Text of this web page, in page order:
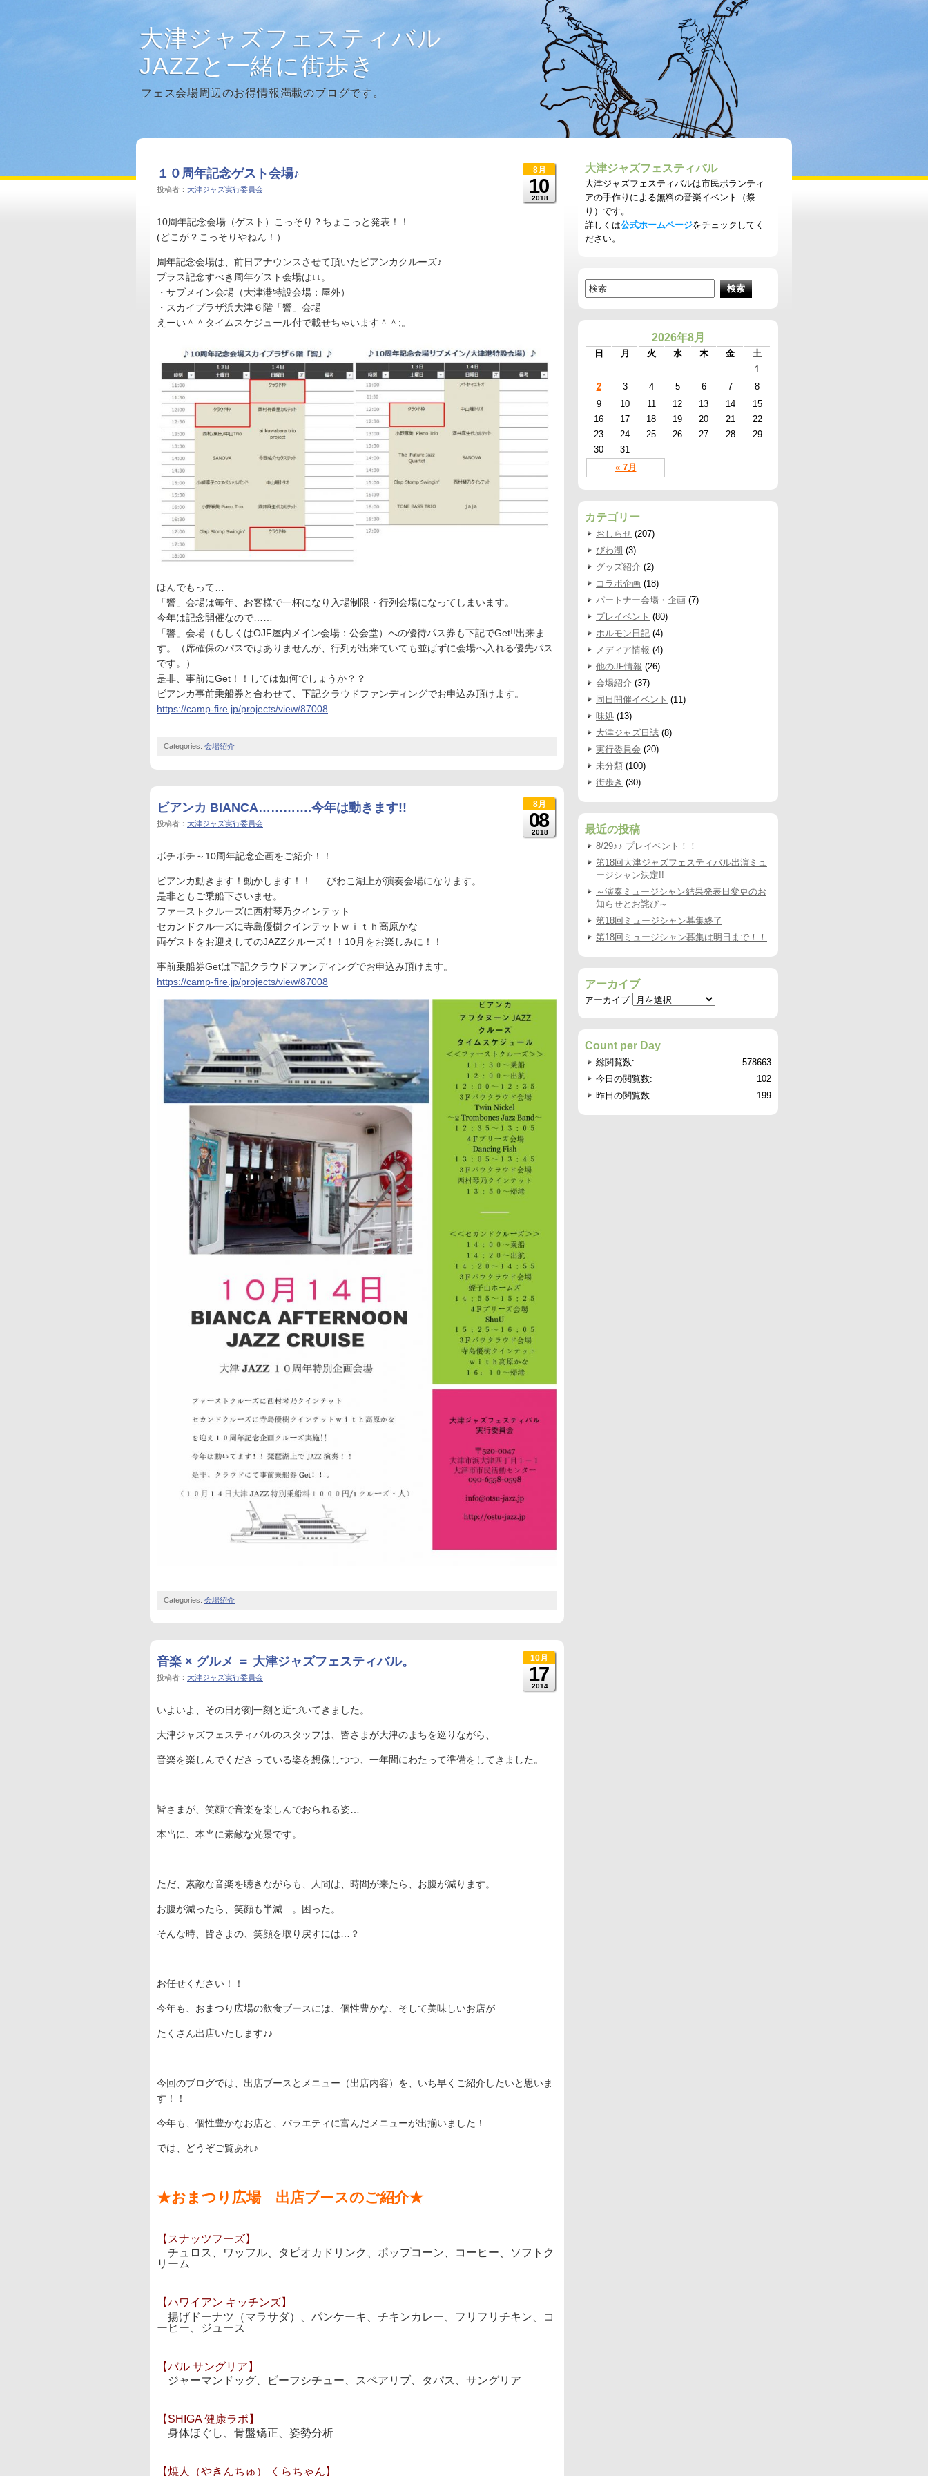
大津ジャズフェスティバル
JAZZと一緒に街歩き
フェス会場周辺のお得情報満載のブログです。
8月
10
2018
１０周年記念ゲスト会場♪
投稿者： 大津ジャズ実行委員会
10周年記念会場（ゲスト）こっそり？ちょこっと発表！！
(どこが？こっそりやねん！）
周年記念会場は、前日アナウンスさせて頂いたビアンカクルーズ♪
プラス記念すべき周年ゲスト会場は↓↓。
・サブメイン会場（大津港特設会場：屋外）
・スカイプラザ浜大津６階「響」会場
えーい＾＾タイムスケジュール付で載せちゃいます＾＾;。
ほんでもって…
「響」会場は毎年、お客様で一杯になり入場制限・行列会場になってしまいます。
今年は記念開催なので……
「響」会場（もしくはOJF屋内メイン会場：公会堂）への優待パス券も下記でGet!!出来ま
す。（席確保のパスではありませんが、行列が出来ていても並ばずに会場へ入れる優先パス
です。）
是非、事前にGet！！しては如何でしょうか？？
ビアンカ事前乗船券と合わせて、下記クラウドファンディングでお申込み頂けます。
https://camp-fire.jp/projects/view/87008
Categories: 会場紹介
8月
08
2018
ビアンカ BIANCA………….今年は動きます!!
投稿者： 大津ジャズ実行委員会
ボチボチ～10周年記念企画をご紹介！！
ビアンカ動きます！動かします！！…..びわこ湖上が演奏会場になります。
是非ともご乗船下さいませ。
ファーストクルーズに西村琴乃クインテット
セカンドクルーズに寺島優樹クインテットｗｉｔｈ高原かな
両ゲストをお迎えしてのJAZZクルーズ！！10月をお楽しみに！！
事前乗船券Getは下記クラウドファンディングでお申込み頂けます。
https://camp-fire.jp/projects/view/87008
Categories: 会場紹介
10月
17
2014
音楽 × グルメ ＝ 大津ジャズフェスティバル。
投稿者： 大津ジャズ実行委員会
いよいよ、その日が刻一刻と近づいてきました。
大津ジャズフェスティバルのスタッフは、皆さまが大津のまちを巡りながら、
音楽を楽しんでくださっている姿を想像しつつ、一年間にわたって準備をしてきました。
皆さまが、笑顔で音楽を楽しんでおられる姿…
本当に、本当に素敵な光景です。
ただ、素敵な音楽を聴きながらも、人間は、時間が来たら、お腹が減ります。
お腹が減ったら、笑顔も半減…。困った。
そんな時、皆さまの、笑顔を取り戻すには…？
お任せください！！
今年も、おまつり広場の飲食ブースには、個性豊かな、そして美味しいお店が
たくさん出店いたします♪♪
今回のブログでは、出店ブースとメニュー（出店内容）を、いち早くご紹介したいと思いま
す！！
今年も、個性豊かなお店と、バラエティに富んだメニューが出揃いました！
では、どうぞご覧あれ♪
★おまつり広場 出店ブースのご紹介★
【スナッツフーズ】
チュロス、ワッフル、タピオカドリンク、ポップコーン、コーヒー、ソフトク
リーム
【ハワイアン キッチンズ】
揚げドーナツ（マラサダ）、パンケーキ、チキンカレー、フリフリチキン、コ
ーヒー、ジュース
【バル サングリア】
ジャーマンドッグ、ビーフシチュー、スペアリブ、タパス、サングリア
【SHIGA 健康ラボ】
身体ほぐし、骨盤矯正、姿勢分析
【焼人（やきんちゅ） くらちゃん】
大津ジャズフェスティバル
大津ジャズフェスティバルは市民ボランティ
アの手作りによる無料の音楽イベント（祭
り）です。
詳しくは公式ホームページをチェックしてく
ださい。
2026年8月
日 月 火 水 木 金 土
« 7月
1
2
3 4 5 6 7
8
9
10 11 12 13 14
15
16
17 18 19 20 21
22
23
24 25 26 27 28
29
30
31
カテゴリー
おしらせ (207)
びわ湖 (3)
グッズ紹介 (2)
コラボ企画 (18)
パートナー会場・企画 (7)
プレイベント (80)
ホルモン日記 (4)
メディア情報 (4)
他のJF情報 (26)
会場紹介 (37)
同日開催イベント (11)
味処 (13)
大津ジャズ日誌 (8)
実行委員会 (20)
未分類 (100)
街歩き (30)
最近の投稿
8/29♪♪ プレイベント！！
第18回大津ジャズフェスティバル出演ミュ
ージシャン決定!!
～演奏ミュージシャン結果発表日変更のお
知らせとお詫び～
第18回ミュージシャン募集終了
第18回ミュージシャン募集は明日まで！！
アーカイブ
アーカイブ
Count per Day
578663
総閲覧数:
102
今日の閲覧数:
199
昨日の閲覧数: